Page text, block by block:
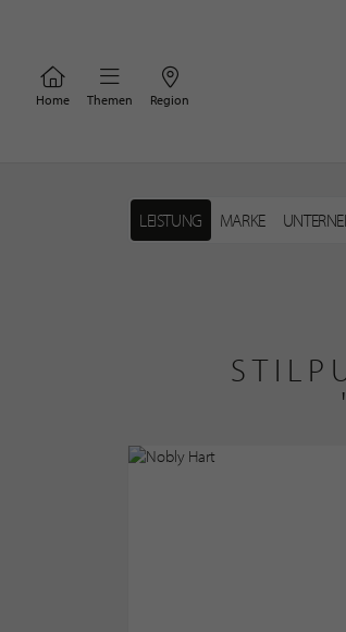
Home Themen Region
LEISTUNG MARKE